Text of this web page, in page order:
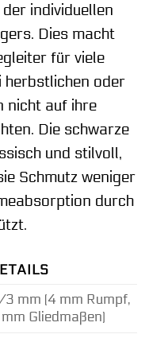
der individuellen
Dies macht
für viele
herbstlichen oder
nicht auf ihre
Die schwarze
und stilvoll,
Schmutz weniger
durch
mm (4 mm Rumpf,
Gliedmaßen)